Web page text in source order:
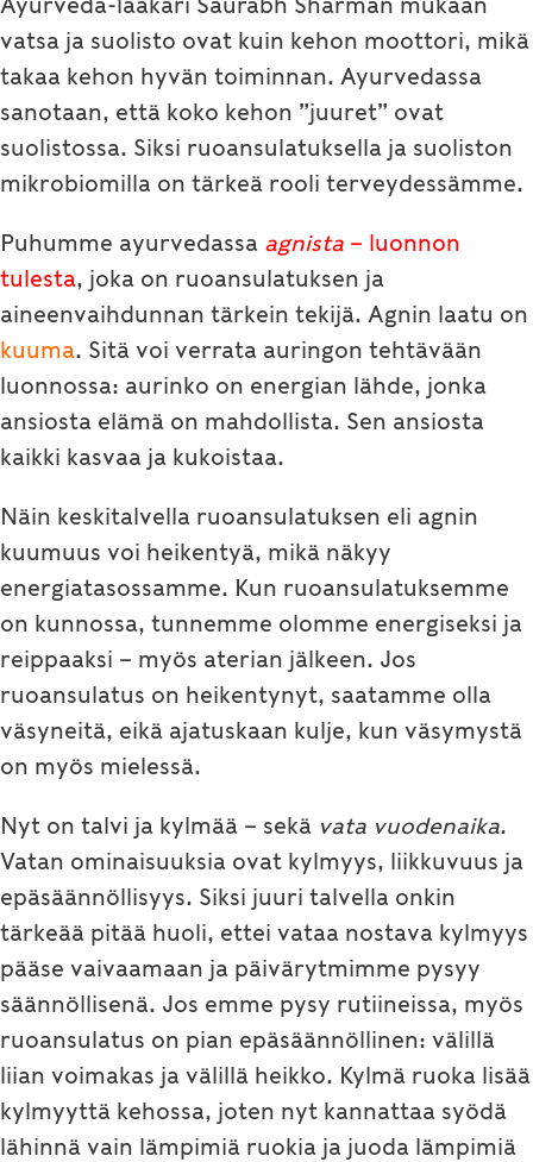
vatsa ja suolisto ovat kuin kehon moottori, mikä
takaa kehon hyvän toiminnan. Ayurvedassa
sanotaan, että koko kehon ”juuret” ovat
suolistossa. Siksi ruoansulatuksella ja suoliston
mikrobiomilla on tärkeä rooli terveydessämme.
Puhumme ayurvedassa agnista – luonnon
tulesta, joka on ruoansulatuksen ja
aineenvaihdunnan tärkein tekijä. Agnin laatu on
kuuma. Sitä voi verrata auringon tehtävään
luonnossa: aurinko on energian lähde, jonka
ansiosta elämä on mahdollista. Sen ansiosta
kaikki kasvaa ja kukoistaa.
Näin keskitalvella ruoansulatuksen eli agnin
kuumuus voi heikentyä, mikä näkyy
energiatasossamme. Kun ruoansulatuksemme
on kunnossa, tunnemme olomme energiseksi ja
reippaaksi – myös aterian jälkeen. Jos
ruoansulatus on heikentynyt, saatamme olla
väsyneitä, eikä ajatuskaan kulje, kun väsymystä
on myös mielessä.
Nyt on talvi ja kylmää – sekä vata vuodenaika.
Vatan ominaisuuksia ovat kylmyys, liikkuvuus ja
epäsäännöllisyys. Siksi juuri talvella onkin
tärkeää pitää huoli, ettei vataa nostava kylmyys
pääse vaivaamaan ja päivärytmimme pysyy
säännöllisenä. Jos emme pysy rutiineissa, myös
ruoansulatus on pian epäsäännöllinen: välillä
liian voimakas ja välillä heikko. Kylmä ruoka lisää
kylmyyttä kehossa, joten nyt kannattaa syödä
lähinnä vain lämpimiä ruokia ja juoda lämpimiä